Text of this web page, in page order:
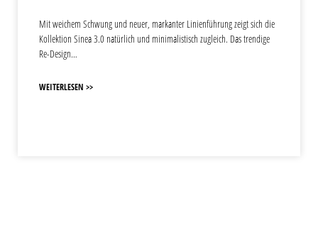
Mit weichem Schwung und neuer, markanter Linienführung zeigt sich die
Kollektion Sinea 3.0 natürlich und minimalistisch zugleich. Das trendige
Re-Design…
WEITERLESEN >>